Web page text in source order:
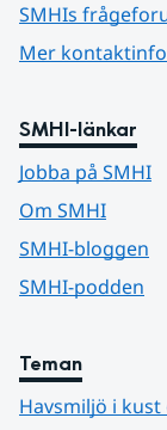
SMHIs
Mer
SMHI-länkar
Jobba på SMHI
Om SMHI
SMHI-bloggen
SMHI-podden
Teman
Havsmiljö i kust